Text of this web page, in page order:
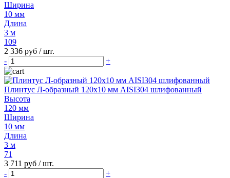
Ширина
10 мм
Длина
3 м
109
2 336 руб / шт.
-
+
Плинтус Л-образный 120х10 мм AISI304 шлифованный
Высота
120 мм
Ширина
10 мм
Длина
3 м
71
3 711 руб / шт.
-
+